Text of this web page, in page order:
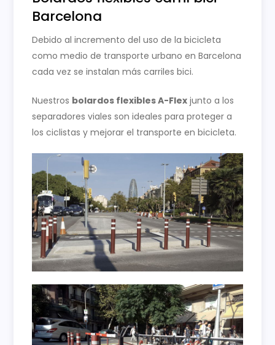
Barcelona
Debido al incremento del uso de la bicicleta
como medio de transporte urbano en Barcelona
cada vez se instalan más carriles bici.
Nuestros bolardos flexibles A-Flex junto a los
separadores viales son ideales para proteger a
los ciclistas y mejorar el transporte en bicicleta.